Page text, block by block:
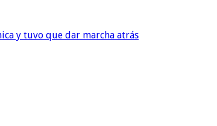
y tuvo que dar marcha atrás